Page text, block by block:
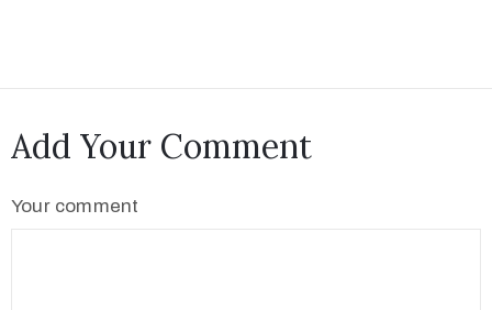
Add Your Comment
Your comment